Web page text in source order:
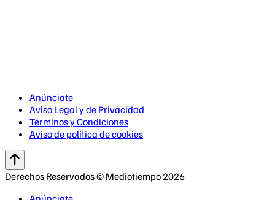
Anúnciate
Aviso Legal y de Privacidad
Términos y Condiciones
Aviso de política de cookies
Derechos Reservados © Mediotiempo 2026